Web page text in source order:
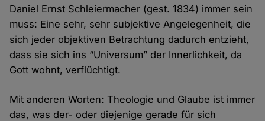
Daniel Ernst Schleiermacher (gest. 1834) immer sein
muss: Eine sehr, sehr subjektive Angelegenheit, die
sich jeder objektiven Betrachtung dadurch entzieht,
dass sie sich ins “Universum” der Innerlichkeit, da
Gott wohnt, verflüchtigt.
Mit anderen Worten: Theologie und Glaube ist immer
das, was der- oder diejenige gerade für sich